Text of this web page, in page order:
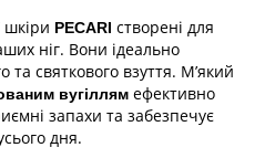
шкіри PECARI створені для
ніг. Вони ідеально
та святкового взуття. М’який
вугіллям ефективно
запахи та забезпечує
дня.